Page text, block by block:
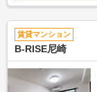
賃貸マンション
B-RISE尼崎